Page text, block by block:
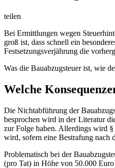
teilen
Bei Ermittlungen wegen
groß ist, dass schnell ein
Festsetzungsverjährung die
Was die Bauabzugsteuer ist, wie
Welche
Die Nichtabführung der
besprochen wird in der Literatur
zur Folge haben. Allerdings wird
wird, sofern eine Bestrafung nach
Problematisch bei der
(pro Tat) in Höhe von 50.000 Euro